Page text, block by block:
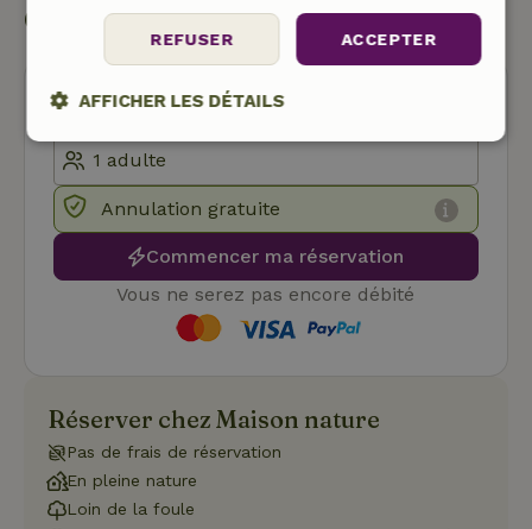
Commencer ma réservation
Annulation gratuite
Commencer ma réservation
Vous ne serez pas encore débité
Réserver chez Maison nature
Pas de frais de réservation
En pleine nature
Loin de la foule
ACCEPTER
REFUSER
AFFICHER LES DÉTAILS
Strictement
nécessaires
Performance Ciblage
Fonctionnalité Non classifiés
Strictement nécessaires Performance
Fonctionnalité
Les cookies strictement nécessaires habilitent des